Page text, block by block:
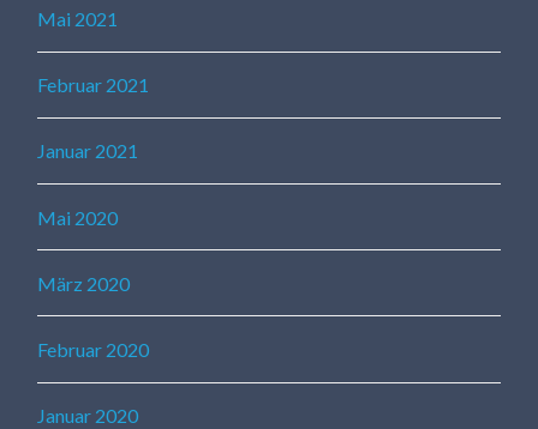
Mai 2021
Februar 2021
Januar 2021
Mai 2020
März 2020
Februar 2020
Januar 2020